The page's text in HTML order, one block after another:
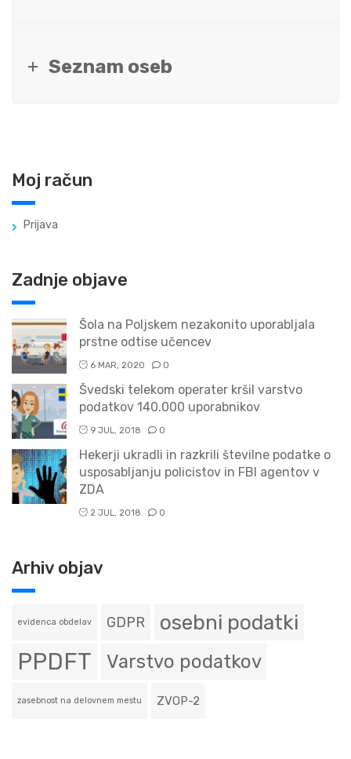
Seznam oseb
Moj račun
Prijava
Zadnje objave
Šola na Poljskem nezakonito uporabljala
prstne odtise učencev
6 MAR, 2020 0
Švedski telekom operater kršil varstvo
podatkov 140.000 uporabnikov
9 JUL, 2018 0
Hekerji ukradli in razkrili številne podatke o
usposabljanju policistov in FBI agentov v
ZDA
2 JUL, 2018 0
Arhiv objav
evidenca obdelav GDPR osebni podatki
PPDFT Varstvo podatkov
zasebnost na delovnem mestu ZVOP-2